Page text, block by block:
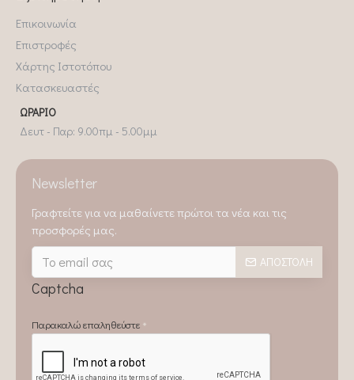
Επικοινωνία
Επιστροφές
Χάρτης Ιστοτόπου
Κατασκευαστές
ΩΡΆΡΙΟ
Δευτ - Παρ: 9.00πμ - 5.00μμ
Newsletter
Γραφτείτε για να μαθαίνετε πρώτοι τα νέα και τις
προσφορές μας.
ΑΠΟΣΤΟΛΉ
Captcha
Παρακαλώ επαληθεύστε